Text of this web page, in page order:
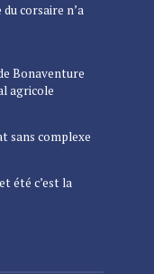
du corsaire n’a
Bonaventure
agricole
sans complexe
été c’est la